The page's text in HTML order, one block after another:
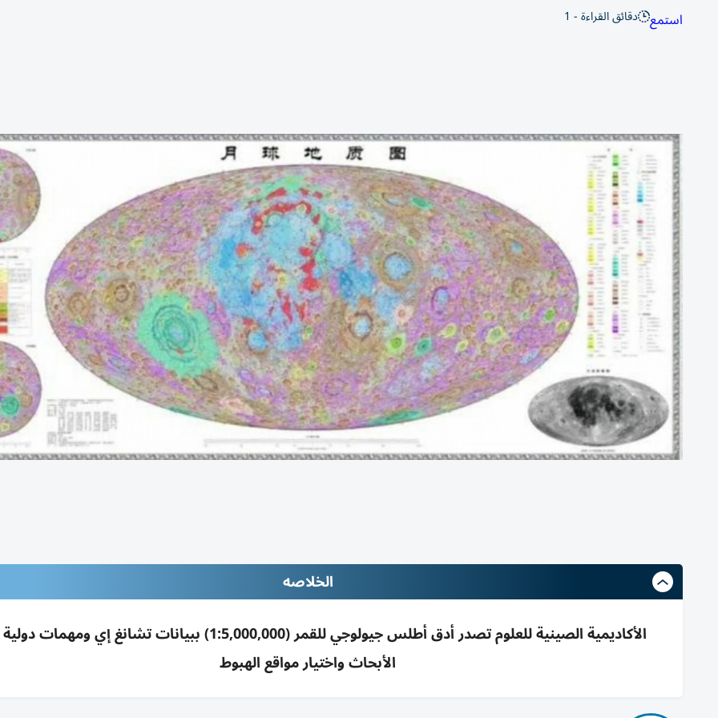
استمع دقائق القراءة - 1
الخلاصه
الأكاديمية الصينية للعلوم تصدر أدق أطلس جيولوجي للقمر (1:5,000,000) ببيانات تشانغ إي
الأبحاث واختيار مواقع الهبوط